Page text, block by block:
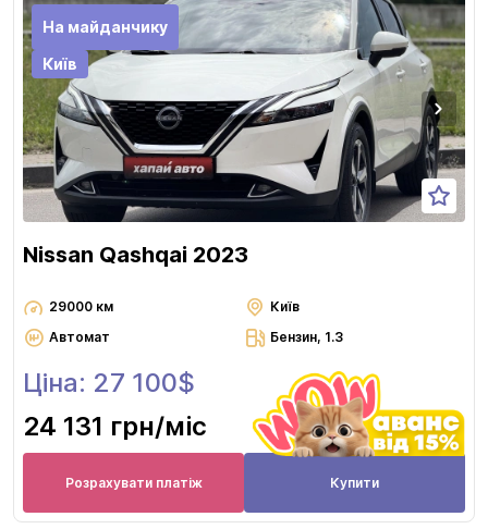
На майданчику
Київ
Nissan Qashqai 2023
29000 км
Київ
Автомат
Бензин, 1.3
Ціна: 27 100$
24 131 грн/міс
Розрахувати платіж Купити